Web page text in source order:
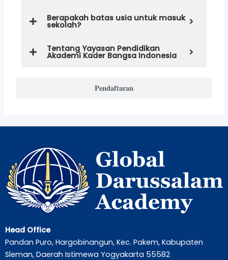
Pendaftaran
Berapakah batas usia untuk masuk
sekolah?
Tentang Yayasan Pendidikan
Akademi Kader Bangsa Indonesia
Head Office
Pandan Puro, Hargobinangun, Kec. Pakem, Kabupaten
Sleman, Daerah Istimewa Yogyakarta 55582